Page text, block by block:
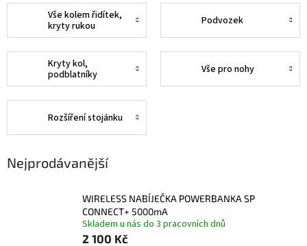
Vše kolem řidítek,
kryty rukou
Podvozek
Kryty kol,
podblatníky
Vše pro nohy
Rozšíření stojánku
Nejprodávanější
WIRELESS NABÍJEČKA POWERBANKA SP
CONNECT+ 5000mA
Skladem u nás do 3 pracovních dnů
2 100 Kč